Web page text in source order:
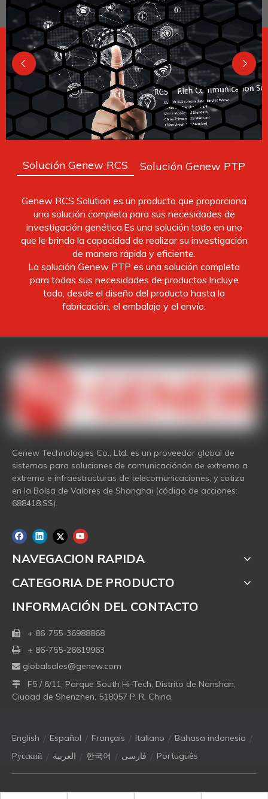
Solución Genew RCS Solución Genew PTP
Genew RCS Solution es un producto que proporciona
una solución completa para sus necesidades de
investigación genética.Es una solución todo en uno
que le brinda la capacidad de realizar su investigación
de manera rápida y eficiente.
La solución Genew PTP es una solución completa
para todas sus necesidades de productos.Incluye
todo, desde el diseño del producto hasta la
fabricación, el embalaje y el envío.
Genew Technologies Co., Ltd. es un proveedor global de
sistemas para soluciones de comunicaciónón de extremo a
extremo e infraestructuras de telecomunicaciones, y cotiza
en la Bolsa de Valores de Shanghai (código de acciones:
688418.SS).
NAVEGACION RAPIDA
CATEGORIA DE PRODUCTO
INFORMACIÓN DEL CONTACTO
 + 86-755-36988868
 + 86-755-26619963
 globalsales@genew.com
 F5 / 6/11, Parque South Hi-Tech, Distrito de Nanshan,
Ciudad de Shenzhen, 518057 P. R. China.
English / Español / Français / Italiano / Bahasa indonesia /
Pусский / العربية / 한국어 / فارسی / Português
Copyright © 2021 Genew Technologies Co. Ltd. Todos los